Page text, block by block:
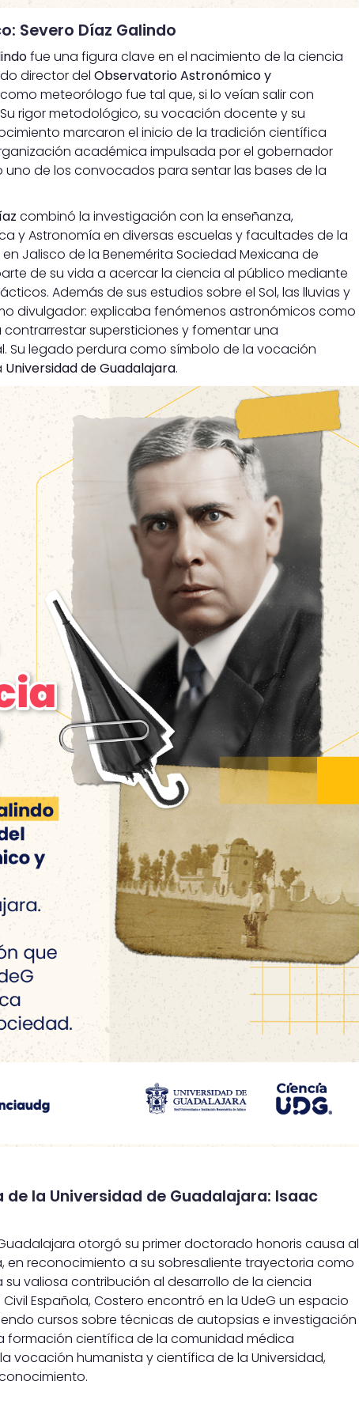
Severo Díaz Galindo
fue una figura clave en el nacimiento de la ciencia
director del Observatorio Astronómico y
meteorólogo fue tal que, si lo veían salir con
rigor metodológico, su vocación docente y su
marcaron el inicio de la tradición científica
académica impulsada por el gobernador
uno de los convocados para sentar las bases de la
combinó la investigación con la enseñanza,
y Astronomía en diversas escuelas y facultades de la
Jalisco de la Benemérita Sociedad Mexicana de
de su vida a acercar la ciencia al público mediante
Además de sus estudios sobre el Sol, las lluvias y
divulgador: explicaba fenómenos astronómicos como
supersticiones y fomentar una
Su legado perdura como símbolo de la vocación
Universidad de Guadalajara.
la Universidad de Guadalajara: Isaac
Guadalajara otorgó su primer doctorado honoris causa al
reconocimiento a su sobresaliente trayectoria como
valiosa contribución al desarrollo de la ciencia
Española, Costero encontró en la UdeG un espacio
cursos sobre técnicas de autopsias e investigación
científica de la comunidad médica
vocación humanista y científica de la Universidad,